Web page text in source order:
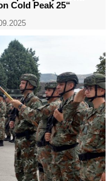
Cold Peak 25“